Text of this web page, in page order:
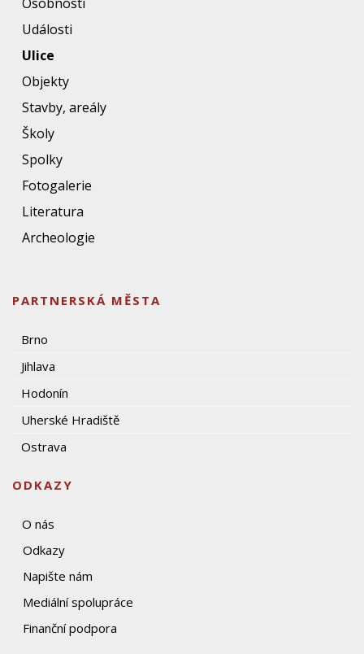
Události
Ulice
Objekty
Stavby, areály
Školy
Spolky
Fotogalerie
Literatura
Archeologie
PARTNERSKÁ MĚSTA
Brno
Jihlava
Hodonín
Uherské Hradiště
Ostrava
ODKAZY
O nás
Odkazy
Napište nám
Mediální spolupráce
Finanční podpora